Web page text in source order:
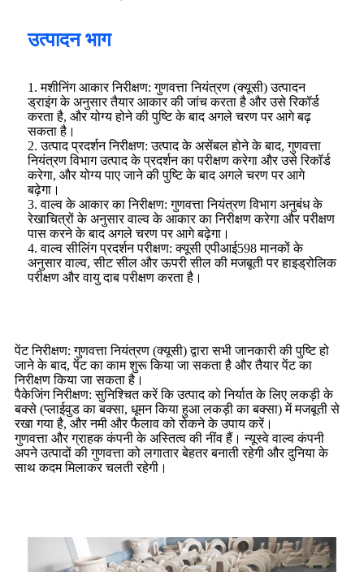
उत्पादन भाग
1. मशीनिंग आकार निरीक्षण: गुणवत्ता नियंत्रण (क्यूसी) उत्पादन
ड्राइंग के अनुसार तैयार आकार की जांच करता है और उसे रिकॉर्ड
करता है, और योग्य होने की पुष्टि के बाद अगले चरण पर आगे बढ़
सकता है।
2. उत्पाद प्रदर्शन निरीक्षण: उत्पाद के असेंबल होने के बाद, गुणवत्ता
नियंत्रण विभाग उत्पाद के प्रदर्शन का परीक्षण करेगा और उसे रिकॉर्ड
करेगा, और योग्य पाए जाने की पुष्टि के बाद अगले चरण पर आगे
बढ़ेगा।
3. वाल्व के आकार का निरीक्षण: गुणवत्ता नियंत्रण विभाग अनुबंध के
रेखाचित्रों के अनुसार वाल्व के आकार का निरीक्षण करेगा और परीक्षण
पास करने के बाद अगले चरण पर आगे बढ़ेगा।
4. वाल्व सीलिंग प्रदर्शन परीक्षण: क्यूसी एपीआई598 मानकों के
अनुसार वाल्व, सीट सील और ऊपरी सील की मजबूती पर हाइड्रोलिक
परीक्षण और वायु दाब परीक्षण करता है।
पेंट निरीक्षण: गुणवत्ता नियंत्रण (क्यूसी) द्वारा सभी जानकारी की पुष्टि हो
जाने के बाद, पेंट का काम शुरू किया जा सकता है और तैयार पेंट का
निरीक्षण किया जा सकता है।
पैकेजिंग निरीक्षण: सुनिश्चित करें कि उत्पाद को निर्यात के लिए लकड़ी के
बक्से (प्लाईवुड का बक्सा, धूमन किया हुआ लकड़ी का बक्सा) में मजबूती से
रखा गया है, और नमी और फैलाव को रोकने के उपाय करें।
गुणवत्ता और ग्राहक कंपनी के अस्तित्व की नींव हैं। न्यूस्वे वाल्व कंपनी
अपने उत्पादों की गुणवत्ता को लगातार बेहतर बनाती रहेगी और दुनिया के
साथ कदम मिलाकर चलती रहेगी।